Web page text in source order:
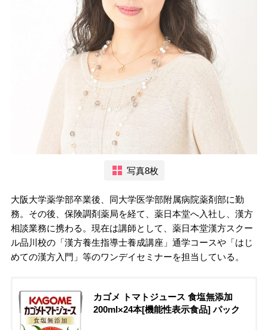
写真8枚
大阪大学薬学部卒業後、同大学医学部附属病院薬剤部に勤
務。その後、保険調剤薬局を経て、薬日本堂へ入社し、漢方
相談業務に携わる。現在は講師として、薬日本堂漢方スクー
ル品川校の「漢方養生指導士養成講座」通学コースや「はじ
めての漢方入門」等のワンデイセミナーを担当している。
カゴメ トマトジュース 食塩無添加
200ml×24本[機能性表示食品] パック